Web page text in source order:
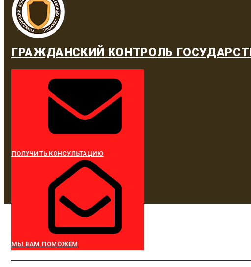
ГРАЖДАНСКИЙ КОНТРОЛЬ
ПОЛУЧИТЬ КОНСУЛЬТАЦИЮ
МЫ ВАМ ПОМОЖЕМ